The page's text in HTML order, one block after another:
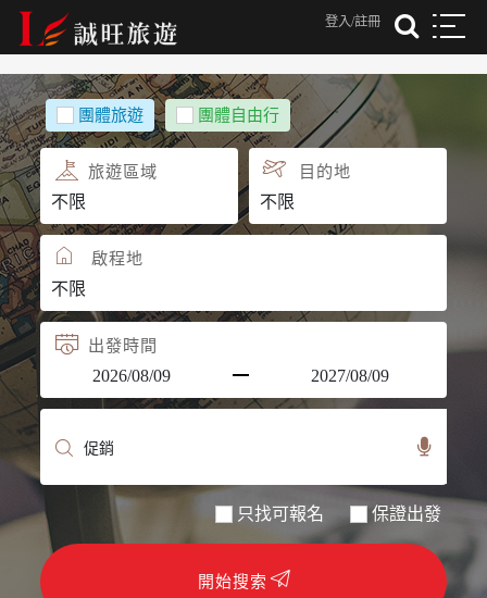
登入/註冊
團體旅遊 團體自由行
旅遊區域 目的地
啟程地
出發時間
只找可報名 保證出發
開始搜索